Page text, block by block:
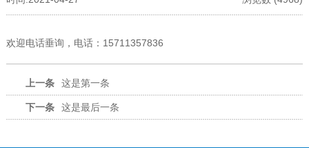
欢迎电话垂询，电话：15711357836
上一条 这是第一条
下一条 这是最后一条